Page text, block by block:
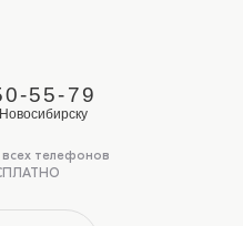
55-79
телефонов